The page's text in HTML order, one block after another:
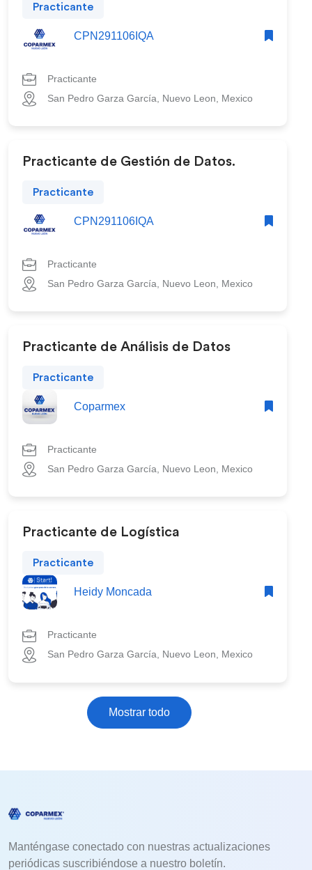
Practicante
CPN291106IQA
Practicante
San Pedro Garza García, Nuevo Leon, Mexico
Practicante de Gestión de Datos.
Practicante
CPN291106IQA
Practicante
San Pedro Garza García, Nuevo Leon, Mexico
Practicante de Análisis de Datos
Practicante
Coparmex
Practicante
San Pedro Garza García, Nuevo Leon, Mexico
Practicante de Logística
Practicante
Heidy Moncada
Practicante
San Pedro Garza García, Nuevo Leon, Mexico
Mostrar todo
Manténgase conectado con nuestras actualizaciones
periódicas suscribiéndose a nuestro boletín.